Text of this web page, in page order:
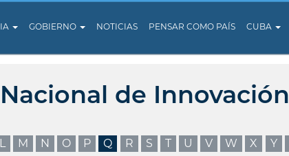
GOBIERNO NOTICIAS PENSAR COMO PAÍS CUBA
de Innovación
L M N O P Q R S T U V W X Y